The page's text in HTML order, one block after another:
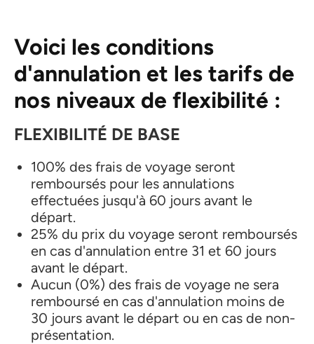
Voici les conditions
d'annulation et les tarifs de
nos niveaux de flexibilité :
FLEXIBILITÉ DE BASE
100% des frais de voyage seront
remboursés pour les annulations
effectuées jusqu'à 60 jours avant le
départ.
25% du prix du voyage seront remboursés
en cas d'annulation entre 31 et 60 jours
avant le départ.
Aucun (0%) des frais de voyage ne sera
remboursé en cas d'annulation moins de
30 jours avant le départ ou en cas de non-
présentation.